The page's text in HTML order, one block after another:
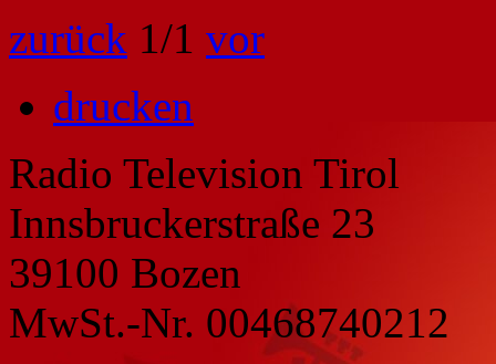
zurück 1/1 vor
drucken
Radio Television Tirol
Innsbruckerstraße 23
39100 Bozen
MwSt.-Nr. 00468740212